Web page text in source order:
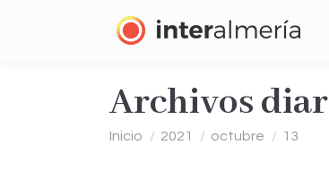
Archivos
Estás aquí:
Inicio 2021 octubre 13